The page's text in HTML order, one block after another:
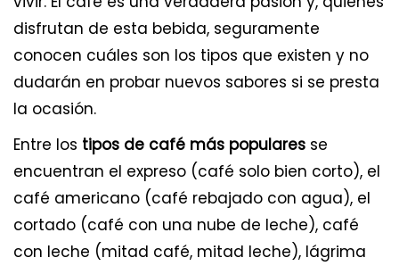
disfrutan de esta bebida, seguramente
conocen cuáles son los tipos que existen y no
dudarán en probar nuevos sabores si se presta
la ocasión.
Entre los tipos de café más populares se
encuentran el expreso (café solo bien corto), el
café americano (café rebajado con agua), el
cortado (café con una nube de leche), café
con leche (mitad café, mitad leche), lágrima